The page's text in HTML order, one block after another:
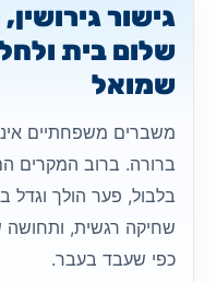
גישור
שלום בית
שמואל
משברים משפחתיים
ברורה. ברוב המקרים
בלבול, פער הולך וגדל
שחיקה רגשית,
כפי שעבד בעבר.